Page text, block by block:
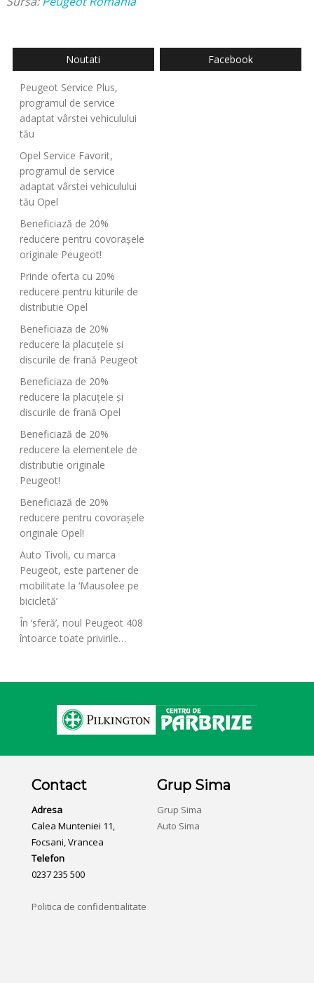
Noutati
Peugeot Service Plus,
programul de service
adaptat vârstei vehiculului
tău
Opel Service Favorit,
programul de service
adaptat vârstei vehiculului
tău Opel
Beneficiază de 20%
reducere pentru covorașele
originale Peugeot!
Prinde oferta cu 20%
reducere pentru kiturile de
distributie Opel
Beneficiaza de 20%
reducere la placuțele și
discurile de frană Peugeot
Beneficiaza de 20%
reducere la placuțele și
discurile de frană Opel
Beneficiază de 20%
reducere la elementele de
distributie originale
Peugeot!
Beneficiază de 20%
reducere pentru covorașele
originale Opel!
Auto Tivoli, cu marca
Peugeot, este partener de
mobilitate la ‘Mausolee pe
bicicletă’
În ‘sferă’, noul Peugeot 408
întoarce toate privirile…
Facebook
Contact
Adresa
Calea Munteniei 11,
Focsani, Vrancea
Telefon
0237 235 500
Politica de confidentialitate
Grup Sima
Grup Sima
Auto Sima